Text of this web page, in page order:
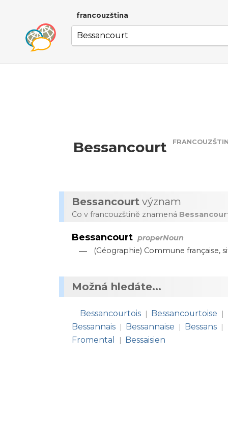
francouzština
Bessancourt
Bessancourt význam
Co v francouzštině znamená
Bessancourt properNoun
— (Géographie) Commune française,
Možná hledáte...
Bessancourtois | Bessancourtoise |
Bessannais | Bessannaise | Bessans |
Fromental
| Bessaisien